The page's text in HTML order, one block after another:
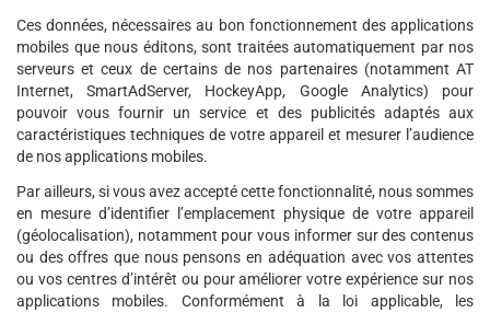
Ces données, nécessaires au bon fonctionnement des applications
mobiles que nous éditons, sont traitées automatiquement par nos
serveurs et ceux de certains de nos partenaires (notamment AT
Internet, SmartAdServer, HockeyApp, Google Analytics) pour
pouvoir vous fournir un service et des publicités adaptés aux
caractéristiques techniques de votre appareil et mesurer l’audience
de nos applications mobiles.
Par ailleurs, si vous avez accepté cette fonctionnalité, nous sommes
en mesure d’identifier l’emplacement physique de votre appareil
(géolocalisation), notamment pour vous informer sur des contenus
ou des offres que nous pensons en adéquation avec vos attentes
ou vos centres d’intérêt ou pour améliorer votre expérience sur nos
applications mobiles. Conformément à la loi applicable, les